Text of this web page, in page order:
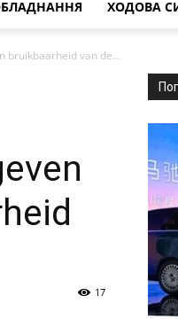
ХОДОВА
bruikbaarheid van de...
17